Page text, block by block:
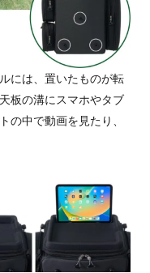
には、置いたものが転
板の溝にスマホやタブ
の中で動画を見たり、